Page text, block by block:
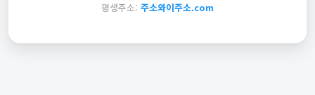
평생주소: 주소와이주소.com